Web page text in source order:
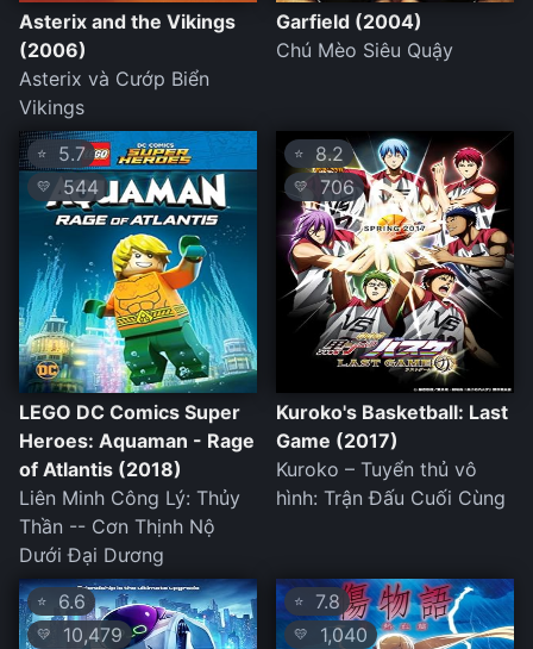
Asterix and the Vikings
(2006)
Asterix và Cướp Biển
Vikings
Garfield (2004)
Chú Mèo Siêu Quậy
⭐ 5.7
💛 544
LEGO DC Comics Super
Heroes: Aquaman - Rage
of Atlantis (2018)
Liên Minh Công Lý: Thủy
Thần -- Cơn Thịnh Nộ
Dưới Đại Dương
⭐ 8.2
💛 706
Kuroko's Basketball: Last
Game (2017)
Kuroko – Tuyển thủ vô
hình: Trận Đấu Cuối Cùng
⭐ 6.6
💛 10,479
⭐ 7.8
💛 1,040